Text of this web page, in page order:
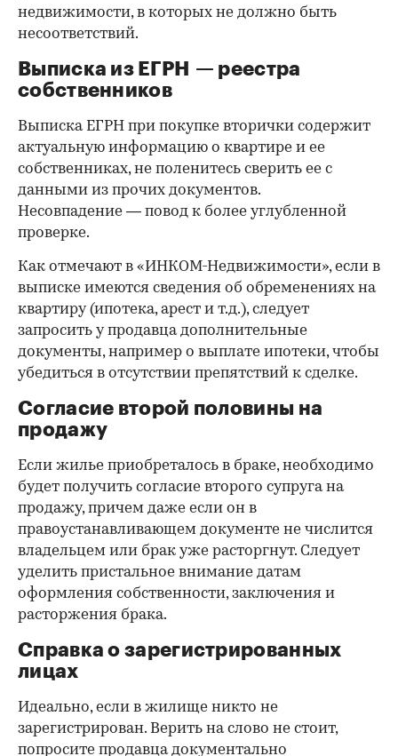
недвижимости, в которых не должно быть
несоответствий.
Выписка из ЕГРН — реестра
собственников
Выписка ЕГРН при покупке вторички содержит
актуальную информацию о квартире и ее
собственниках, не поленитесь сверить ее с
данными из прочих документов.
Несовпадение — повод к более углубленной
проверке.
Как отмечают в «ИНКОМ-Недвижимости», если в
выписке имеются сведения об обременениях на
квартиру (ипотека, арест и т.д.), следует
запросить у продавца дополнительные
документы, например о выплате ипотеки, чтобы
убедиться в отсутствии препятствий к сделке.
Согласие второй половины на
продажу
Если жилье приобреталось в браке, необходимо
будет получить согласие второго супруга на
продажу, причем даже если он в
правоустанавливающем документе не числится
владельцем или брак уже расторгнут. Следует
уделить пристальное внимание датам
оформления собственности, заключения и
расторжения брака.
Справка о зарегистрированных
лицах
Идеально, если в жилище никто не
зарегистрирован. Верить на слово не стоит,
попросите продавца документально